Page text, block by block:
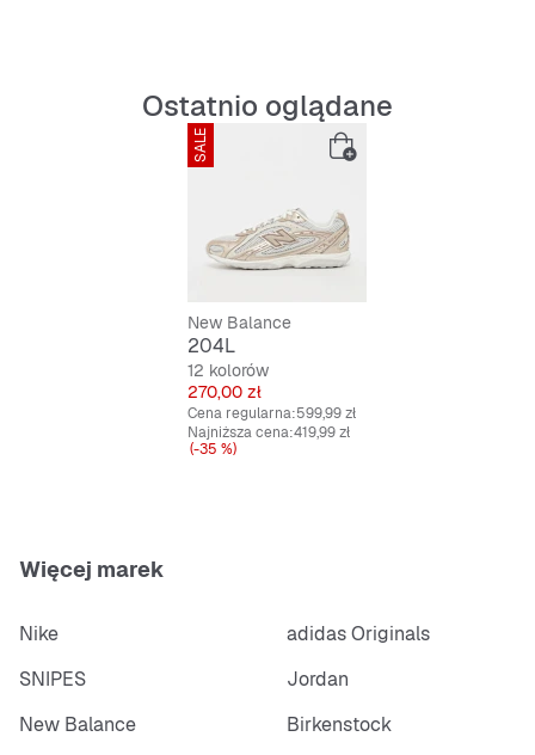
Oddychający materiał wierzchni
Amortyzująca podeszwa
Antypoślizgowa i trwała podeszwa zewnętrzna
Sznurówki dla idealnego dopasowania
Ostatnio oglądane
SALE
New Balance
204L
12 kolorów
Cena
270,00 zł
Cena regularna:599,99 zł
Najniższa cena:419,99 zł
(-35 %)
Więcej marek
Nike
adidas Originals
SNIPES
Jordan
New Balance
Birkenstock